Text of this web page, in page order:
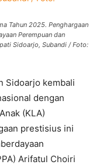
Tahun 2025. Penghargaan
Perempuan dan
Sidoarjo, Subandi / Foto:
Sidoarjo kembali
dengan
(KLA)
prestisius ini
Arifatul Choiri